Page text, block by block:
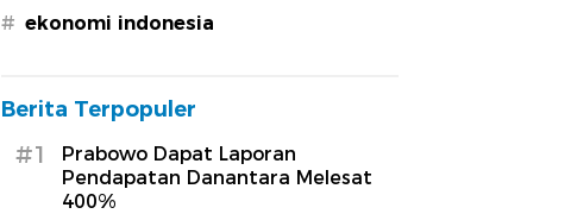
# ekonomi indonesia
Berita Terpopuler
#1
Prabowo Dapat Laporan
Pendapatan Danantara Melesat
400%